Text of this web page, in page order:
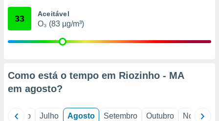
através
33 Aceitável
O₃ (83 µg/m³)
Como está o tempo em Riozinho - MA
em agosto?
Junho Julho Agosto Setembro Outubro Novembro